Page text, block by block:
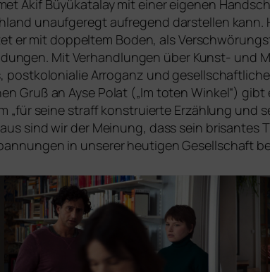
Akif Büyükatalay mit einer eige­nen
unauf­ge­regt auf­re­gend dar­stel­len kann.
er mit dop­pel­tem Boden, als
Mit Verhandlungen über Kunst- und
post­ko­lo­nia­lie Arroganz und
Gruß an Ayse Polat („Im toten Winkel“)
„für sei­ne straff kon­stru­ier­te Erzählung und
sind wir der Meinung, dass sein bri­san­tes
in unse­rer heu­ti­gen Gesellschaft